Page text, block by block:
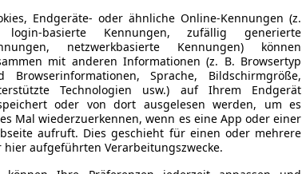
Endgeräte- oder ähnliche Online-Kennungen (z.
basierte Kennungen, zufällig generierte
netzwerkbasierte Kennungen) können
mit anderen Informationen (z. B. Browsertyp
Browserinformationen, Sprache, Bildschirmgröße,
Technologien usw.) auf Ihrem Endgerät
oder von dort ausgelesen werden, um es
Mal wiederzuerkennen, wenn es eine App oder einer
aufruft. Dies geschieht für einen oder mehrere
hier aufgeführten Verarbeitungszwecke.